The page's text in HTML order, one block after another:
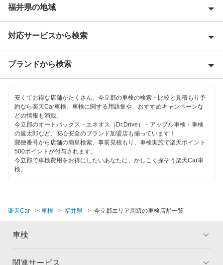
福井県の地域
あわら市
大飯郡
大野市
小浜市
勝山市
坂井市
丹生郡
福井市
対応サービスから検索
Award 受賞店
特典あり
早割りあり
クレジットカードOK
土日祝OK
引取り・納車あり
ハイブリッド車OK
ブランドから検索
ENEOS
ミタニ車検
ホリデー車検
出光興産「らくらく安心車検」
エネフリ車検
安くてお得な店舗がたくさん。今立郡の車検の検索・比較と見積もり予
約なら楽天Car車検。車検に関する用語集や、おすすめキャンペーンな
どの情報も満載。
今立郡のオートバックス・エネオス（Dr.Drive）・アップル車検・車検
の速太郎など、安心安全のブランド加盟店も揃っています！
郵便番号から店舗の簡単検索、事前見積もり、車検実施で楽天ポイント
500ポイントが付与されます。
今立郡で車検費用をお得にしたいあなたに、かしこく探そう楽天Car車
検。
楽天Car 車検 福井県 今立郡エリア周辺の車検店舗一覧
車検
関連サービス